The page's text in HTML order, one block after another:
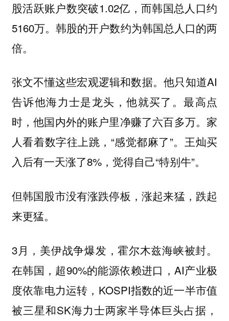
股活跃账户数突破1.02亿，而韩国总人口约
5160万。韩股的开户数约为韩国总人口的两
倍。
张文不懂这些宏观逻辑和数据。他只知道AI
告诉他海力士是龙头，他就买了。最高点
时，他国内外的账户里净赚了六百多万。家
人看着数字往上跳，“感觉都麻了”。王灿买
入后有一天涨了8%，觉得自己“特别牛”。
但韩国股市没有涨跌停板，涨起来猛，跌起
来更猛。
3月，美伊战争爆发，霍尔木兹海峡被封。
在韩国，超90%的能源依赖进口，AI产业极
度依靠电力运转，KOSPI指数的近一半市值
被三星和SK海力士两家半导体巨头占据，